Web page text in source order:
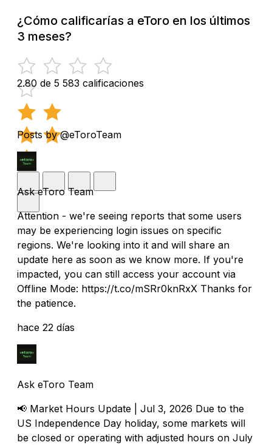
¿Cómo calificarías a eToro en los últimos
3 meses?
2.80 de 5 583 calificaciones
Posts by @eToroTeam
Ask eToro Team
Attention - we're seeing reports that some users
may be experiencing login issues on specific
regions. We're looking into it and will share an
update here as soon as we know more. If you're
impacted, you can still access your account via
Offline Mode: https://t.co/mSRr0knRxX Thanks for
the patience.
hace 22 días
Ask eToro Team
📢 Market Hours Update | Jul 3, 2026 Due to the
US Independence Day holiday, some markets will
be closed or operating with adjusted hours on July